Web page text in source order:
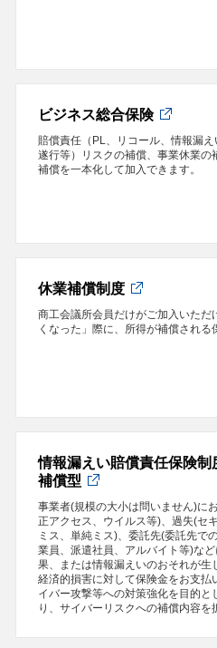
ビジネス総合保険
賠償責任（PL、リコール、情報漏
遂行等）リスクの補償、事業休業の
補償を一本化して加入できます。
休業補償制度
商工会議所会員だけがご加入いただ
くなった」際に、所得が補償される
情報漏えい賠償責任保険制
補償型
事業者(規模の大小は問いません)に
正アクセス、ウイルス等)、過失(セ
ミス、単純ミス)、委託先(委託先で
業員、派遣社員、アルバイト等)な
果、または情報漏えいのおそれが生
経済的損害に対して保険金をお支払
イバー攻撃等への対策強化を目的と
り、サイバーリスクへの補償内容を